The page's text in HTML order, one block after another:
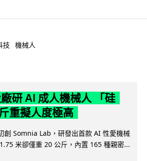
技 機械人
研 AI 成人機械人 「硅
重擬人度極高
創 Somnia Lab，研發出首款 AI 性愛機械
米卻僅重 20 公斤，內置 165 種親密...